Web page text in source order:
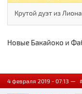
Крутой дуэт из
Новые Бакайоко и
4 февраля 2019 - 07:13 —